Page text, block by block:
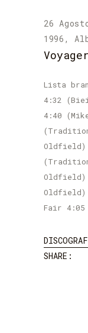
26
1996 ,
Voyager
Lista
4:32
4:40
Oldfield)
Oldfield)
Oldfield)
Fair 4:05
SHARE: